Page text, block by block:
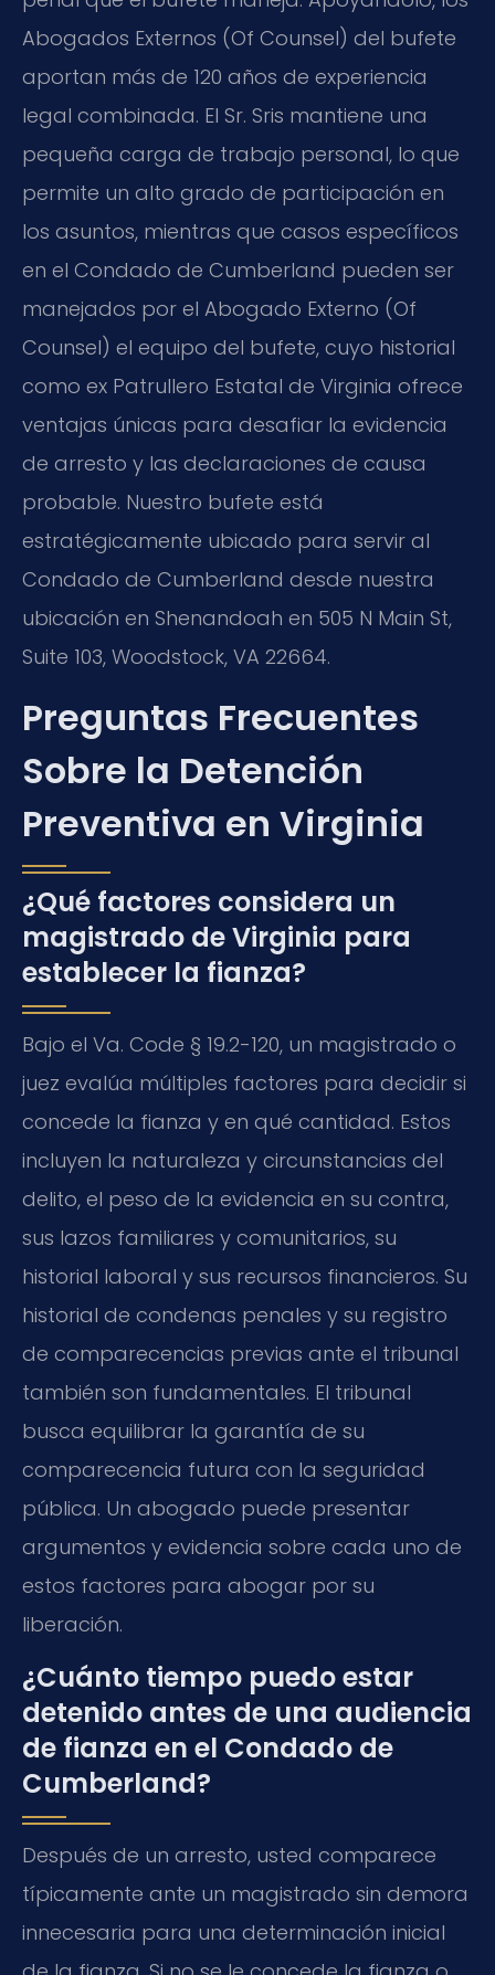
Abogados Externos (Of Counsel) del bufete
aportan más de 120 años de experiencia
legal combinada. El Sr. Sris mantiene una
pequeña carga de trabajo personal, lo que
permite un alto grado de participación en
los asuntos, mientras que casos específicos
en el Condado de Cumberland pueden ser
manejados por el Abogado Externo (Of
Counsel) el equipo del bufete, cuyo historial
como ex Patrullero Estatal de Virginia ofrece
ventajas únicas para desafiar la evidencia
de arresto y las declaraciones de causa
probable. Nuestro bufete está
estratégicamente ubicado para servir al
Condado de Cumberland desde nuestra
ubicación en Shenandoah en 505 N Main St,
Suite 103, Woodstock, VA 22664.
Preguntas Frecuentes
Sobre la Detención
Preventiva en Virginia
¿Qué factores considera un
magistrado de Virginia para
establecer la fianza?
Bajo el Va. Code § 19.2-120, un magistrado o
juez evalúa múltiples factores para decidir si
concede la fianza y en qué cantidad. Estos
incluyen la naturaleza y circunstancias del
delito, el peso de la evidencia en su contra,
sus lazos familiares y comunitarios, su
historial laboral y sus recursos financieros. Su
historial de condenas penales y su registro
de comparecencias previas ante el tribunal
también son fundamentales. El tribunal
busca equilibrar la garantía de su
comparecencia futura con la seguridad
pública. Un abogado puede presentar
argumentos y evidencia sobre cada uno de
estos factores para abogar por su
liberación.
¿Cuánto tiempo puedo estar
detenido antes de una audiencia
de fianza en el Condado de
Cumberland?
Después de un arresto, usted comparece
típicamente ante un magistrado sin demora
innecesaria para una determinación inicial